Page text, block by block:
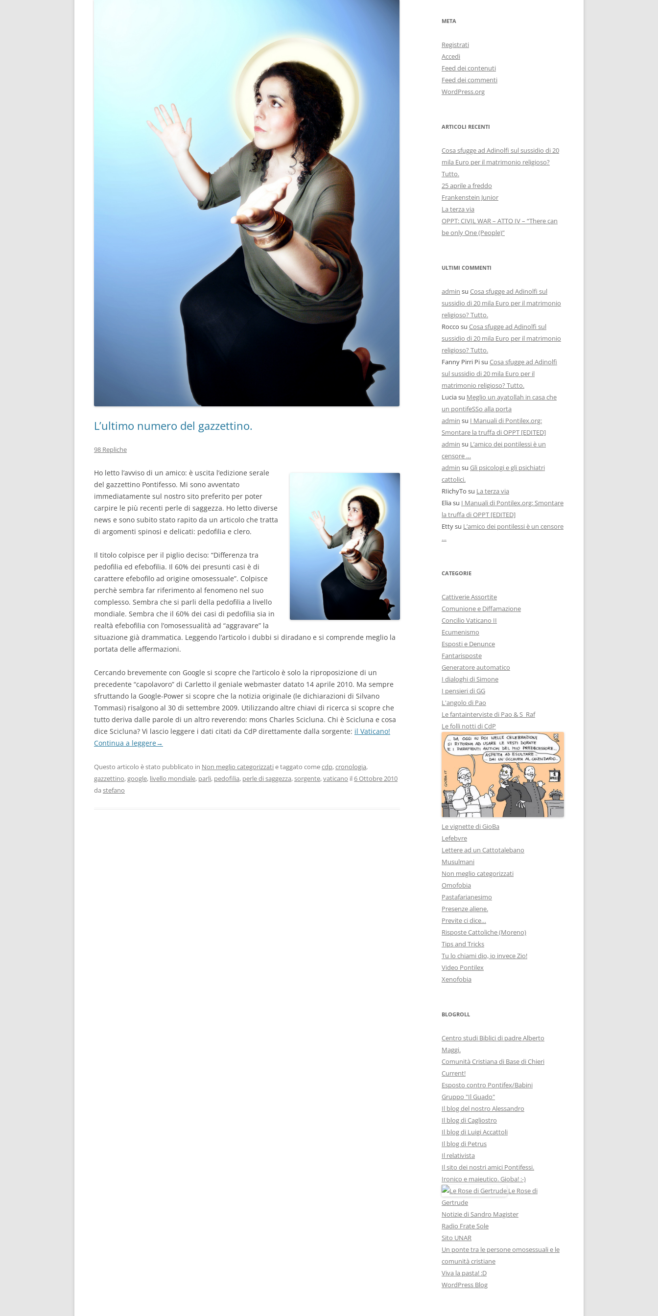
L’ultimo numero del gazzettino.
98 Repliche
Ho letto l’avviso di un amico: è uscita l’edizione serale
del gazzettino Pontifesso. Mi sono avventato
immediatamente sul nostro sito preferito per poter
carpire le più recenti perle di saggezza. Ho letto diverse
news e sono subito stato rapito da un articolo che tratta
di argomenti spinosi e delicati: pedofilia e clero.
Il titolo colpisce per il piglio deciso: “Differenza tra
pedofilia ed efebofilia. Il 60% dei presunti casi è di
carattere efebofilo ad origine omosessuale”. Colpisce
perchè sembra far riferimento al fenomeno nel suo
complesso. Sembra che si parli della pedofilia a livello
mondiale. Sembra che il 60% dei casi di pedofilia sia in
realtà efebofilia con l’omosessualità ad “aggravare” la
situazione già drammatica. Leggendo l’articolo i dubbi si diradano e si comprende meglio la
portata delle affermazioni.
Cercando brevemente con Google si scopre che l’articolo è solo la riproposizione di un
precedente “capolavoro” di Carletto il geniale webmaster datato 14 aprile 2010. Ma sempre
sfruttando la Google-Power si scopre che la notizia originale (le dichiarazioni di Silvano
Tommasi) risalgono al 30 di settembre 2009. Utilizzando altre chiavi di ricerca si scopre che
tutto deriva dalle parole di un altro reverendo: mons Charles Scicluna. Chi è Scicluna e cosa
dice Scicluna? Vi lascio leggere i dati citati da CdP direttamente dalla sorgente: il Vaticano!
Continua a leggere→
Questo articolo è stato pubblicato in Non meglio categorizzatie taggato comecdp,cronologia,
gazzettino,google, livello mondiale, parli, pedofilia, perle di saggezza,sorgente,vaticano il6 Ottobre 2010
da stefano
META
Registrati
Accedi
Feed dei contenuti
Feed dei commenti
WordPress.org
ARTICOLI RECENTI
Cosa sfugge ad Adinolfi sul sussidio di 20
mila Euro per il matrimonio religioso?
Tutto.
25 aprile a freddo
Frankenstein Junior
La terza via
OPPT: CIVIL WAR – ATTO IV – “There can
be only One (People)”
ULTIMI COMMENTI
admin su Cosa sfugge ad Adinolfi sul
sussidio di 20 mila Euro per il matrimonio
religioso? Tutto.
Rocco su Cosa sfugge ad Adinolfi sul
sussidio di 20 mila Euro per il matrimonio
religioso? Tutto.
Fanny Pirri Pisu Cosa sfugge ad Adinolfi
sul sussidio di 20 mila Euro per il
matrimonio religioso? Tutto.
Luciasu Meglio un ayatollah in casa che
un pontifeSSo alla porta
admin su I Manuali di Pontilex.org:
Smontare la truffa di OPPT [EDITED]
admin su L’amico dei pontilessi è un
censore …
admin su Gli psicologi e gli psichiatri
cattolici.
RIichyTo su La terza via
Eliasu I Manuali di Pontilex.org: Smontare
la truffa di OPPT [EDITED]
Ettysu L’amico dei pontilessi è un censore
…
CATEGORIE
Cattiverie Assortite
Comunione e Diffamazione
Concilio Vaticano II
Ecumenismo
Esposti e Denunce
Fantarisposte
Generatore automatico
I dialoghi di Simone
I pensieri di GG
L'angolo di Pao
Le fantainterviste di Pao & S_Raf
Le folli notti di CdP
Le vignette di GioBa
Lefebvre
Lettere ad un Cattotalebano
Musulmani
Non meglio categorizzati
Omofobia
Pastafarianesimo
Presenze aliene.
Previte ci dice…
Risposte Cattoliche (Moreno)
Tips and Tricks
Tu lo chiami dio, io invece Zio!
Video Pontilex
Xenofobia
BLOGROLL
Centro studi Biblici di padre Alberto
Maggi.
Comunità Cristiana di Base di Chieri
Current!
Esposto contro Pontifex/Babini
Gruppo "Il Guado"
Il blog del nostro Alessandro
Il blog di Cagliostro
Il blog di Luigi Accattoli
Il blog di Petrus
Il relativista
Il sito dei nostri amici Pontifessi.
Ironico e maieutico. Gioba! :-)
Le Rose di
Gertrude
Notizie di Sandro Magister
Radio Frate Sole
Sito UNAR
Un ponte tra le persone omosessuali e le
comunità cristiane
Viva la pasta! :D
WordPress Blog